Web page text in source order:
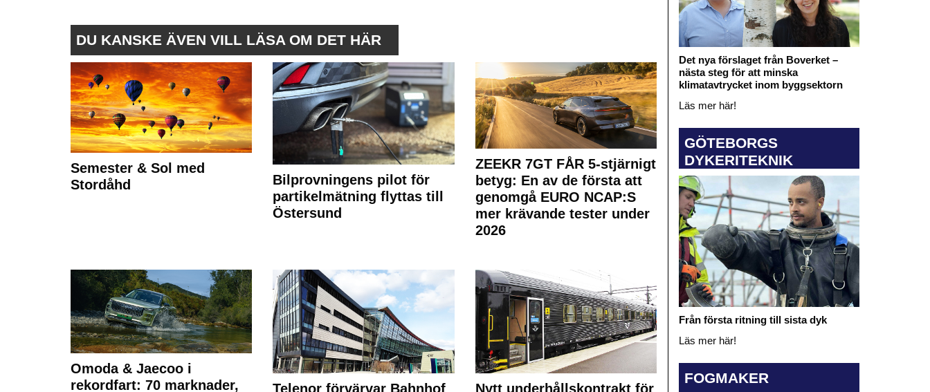
DU KANSKE ÄVEN VILL LÄSA OM DET HÄR
Semester & Sol med
Stordåhd
Bilprovningens pilot för
partikelmätning flyttas till
Östersund
ZEEKR 7GT FÅR 5-stjärnigt
betyg: En av de första att
genomgå EURO NCAP:S
mer krävande tester under
2026
Omoda & Jaecoo i
rekordfart: 70 marknader,
Telenor förvärvar Bahnhof
Nytt underhållskontrakt för
Det nya förslaget från Boverket –
nästa steg för att minska
klimatavtrycket inom byggsektorn
Läs mer här!
GÖTEBORGS
DYKERITEKNIK
Från första ritning till sista dyk
Läs mer här!
FOGMAKER